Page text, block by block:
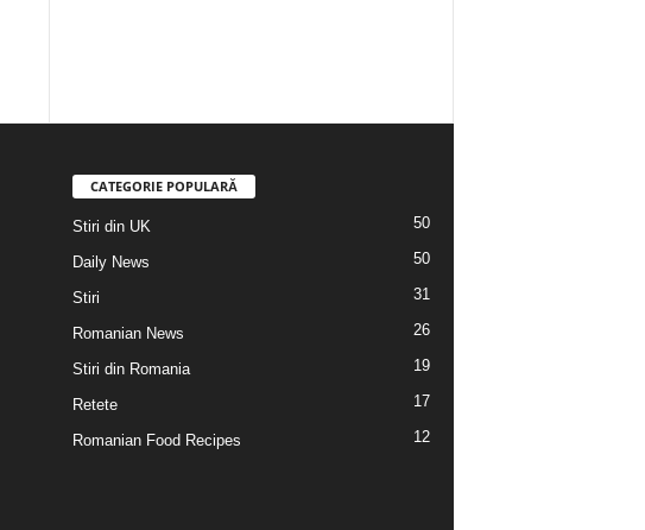
CATEGORIE POPULARĂ
Stiri din UK 50
Daily News 50
Stiri 31
Romanian News 26
Stiri din Romania 19
Retete 17
Romanian Food Recipes 12